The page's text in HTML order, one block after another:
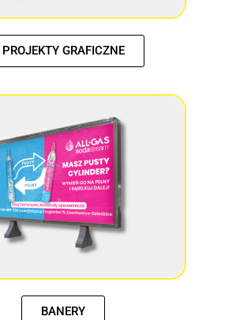
PROJEKTY GRAFICZNE
BANERY